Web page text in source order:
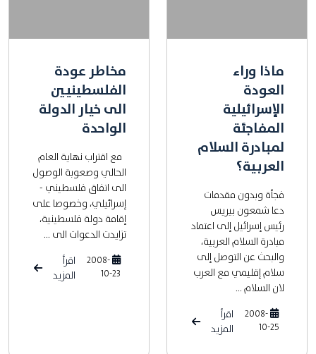
ماذا وراء
العودة
الإسرائيلية
المفاجئة
لمبادرة السلام
العربية؟
فجأة وبدون مقدمات
دعا شمعون بيريس
رئيس إسرائيل إلى اعتماد
مبادرة السلام العربية،
والبحث عن التوصل إلى
سلام إقليمي مع العرب
لان السلام ...
2008-
10-25
اقرأ
المزيد
مخاطر عودة
الفلسطينيين
الى خيار الدولة
الواحدة
مع اقتراب نهاية العام
الحالي وصعوبة الوصول
الى اتفاق فلسطيني -
إسرائيلي، وخصوصا على
إقامة دولة فلسطينية،
تزايدت الدعوات الى ...
2008-
10-23
اقرأ
المزيد